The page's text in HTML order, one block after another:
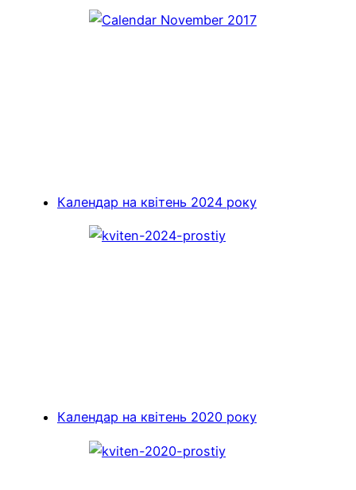
Календар на квітень 2024 року
Календар на квітень 2020 року